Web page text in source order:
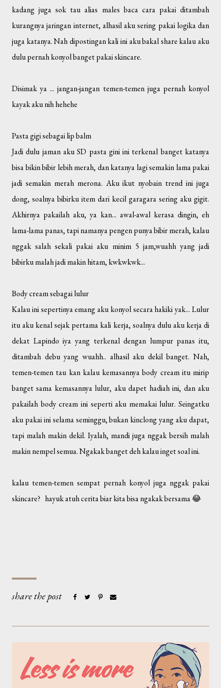
kadang juga sok tau alias males baca cara pakai ditambah
kurangnya jaringan internet, alhasil aku sering pakai logika dan
juga katanya. Nah dipostingan kali ini aku bakal share kalau aku
dulu pernah konyol banget pakai skincare.
Disimak ya ... jangan-jangan temen-temen juga pernah konyol
kayak aku nih hehehe
Pasta gigi sebagai lip balm
Jadi dulu jaman aku SD pasta gini ini terkenal banget katanya
bisa bikin bibir lebih merah, dan katanya lagi semakin lama pakai
jadi semakin merah merona. Aku ikut nyobain trend ini juga
dong, soalnya bibirku item dari kecil garagara sering aku gigit.
Akhirnya pakailah aku, ya kan... awal-awal kerasa dingin, eh
lama-lama panas, tapi namanya pengen punya bibir merah, kalau
nggak salah sekali pakai aku minim 5 jam,wuahh yang jadi
bibirku malah jadi makin hitam, kwkwkwk...
Body cream sebagai lulur
Kalau ini sepertinya emang aku konyol secara hakiki yak... Lulur
itu aku kenal sejak pertama kali kerja, soalnya dulu aku kerja di
dekat Lapindo iya yang terkenal dengan lumpur panas itu,
ditambah debu yang wuahh.. alhasil aku dekil banget. Nah,
temen-temen tau kan kalau kemasannya body cream itu mirip
banget sama kemasannya lulur, aku dapet hadiah ini, dan aku
pakailah body cream ini seperti aku memakai lulur. Seingatku
aku pakai ini selama seminggu, bukan kinclong yang aku dapat,
tapi malah makin dekil. Iyalah, mandi juga nggak bersih malah
makin nempel semua. Ngakak banget deh kalau inget soal ini.
kalau temen-temen sempat pernah konyol juga nggak pakai
skincare? hayuk atuh cerita biar kita bisa ngakak bersama 😂